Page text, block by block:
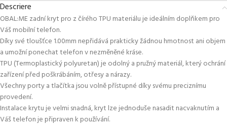
Descriere
OBAL:ME zadní kryt pro z čírého TPU materiálu je ideálním doplňkem pro
Váš mobilní telefon.
Díky své tloušťce 1.00mm nepřidává prakticky žádnou hmotnost ani objem
a umožní ponechat telefon v nezměněné kráse.
TPU (Termoplastický polyuretan) je odolný a pružný materiál, který ochrání
zařízení před poškrábáním, otřesy a nárazy.
Všechny porty a tlačítka jsou volně přístupné díky svému preciznímu
provedení.
Instalace krytu je velmi snadná, kryt lze jednoduše nasadit nacvaknutím a
Váš telefon je připraven k používání.